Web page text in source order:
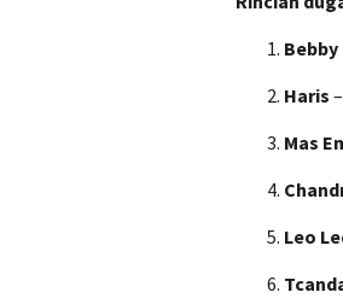
Bebby
Haris
Mas
Leo